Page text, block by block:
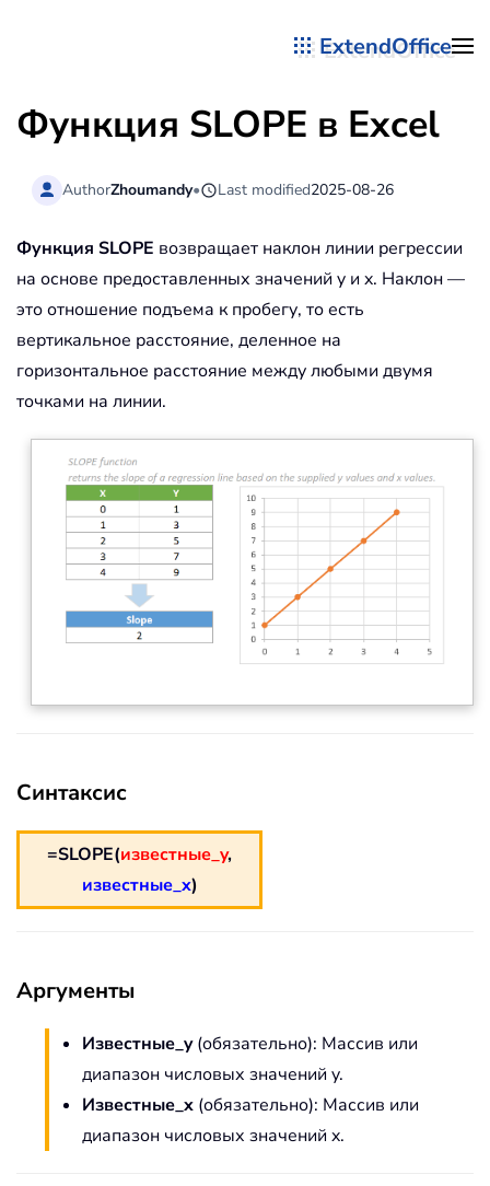
ExtendOffice
Функция SLOPE в Excel
AuthorZhoumandy• Last modified2025-08-26
Функция SLOPE возвращает наклон линии регрессии
на основе предоставленных значений y и x. Наклон —
это отношение подъема к пробегу, то есть
вертикальное расстояние, деленное на
горизонтальное расстояние между любыми двумя
точками на линии.
Синтаксис
=SLOPE(известные_y,
известные_x)
Аргументы
Известные_y(обязательно): Массив или
диапазон числовых значений y.
Известные_x (обязательно): Массив или
диапазон числовых значений x.